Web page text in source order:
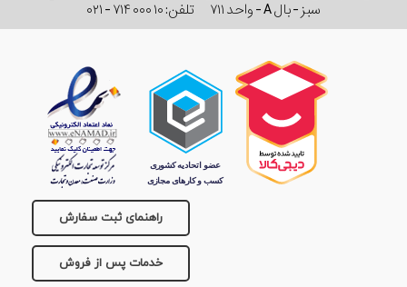
سبز - بال A - واحد ۷۱۱
تلفن:۰۲۱ - ۷۱۴ ۰۰۰ ۱۰
راهنمای ثبت سفارش
خدمات پس از فروش